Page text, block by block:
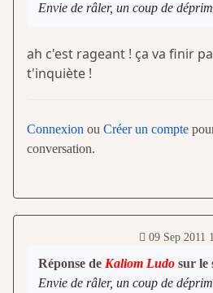
Envie de râler, un coup de
ah c'est rageant ! ça va finir
t'inquiète !
Connexion ou Créer un compte
conversation.
09 Sep 2011
Réponse de Kaliom Ludo sur le
Envie de râler, un coup de